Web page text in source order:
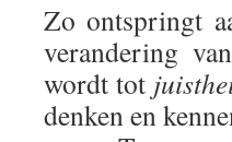
Zo ontspringt
verandering
wordt tot
denken en